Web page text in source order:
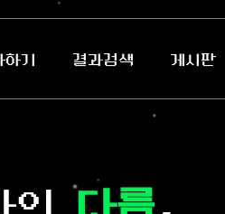
하기 결과검색 게시판
의 다름 ,